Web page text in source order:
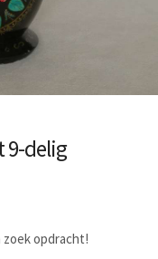
9-delig
zoek opdracht!